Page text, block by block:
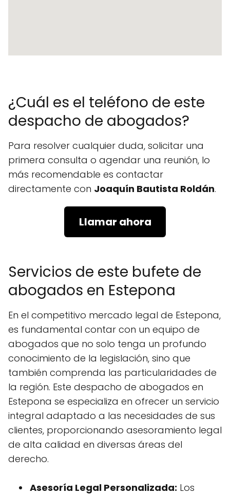
¿Cuál es el teléfono de este
despacho de abogados?
Para resolver cualquier duda, solicitar una
primera consulta o agendar una reunión, lo
más recomendable es contactar
directamente con Joaquín Bautista Roldán.
Llamar ahora
Servicios de este bufete de
abogados en Estepona
En el competitivo mercado legal de Estepona,
es fundamental contar con un equipo de
abogados que no solo tenga un profundo
conocimiento de la legislación, sino que
también comprenda las particularidades de
la región. Este despacho de abogados en
Estepona se especializa en ofrecer un servicio
integral adaptado a las necesidades de sus
clientes, proporcionando asesoramiento legal
de alta calidad en diversas áreas del
derecho.
Asesoría Legal Personalizada: Los